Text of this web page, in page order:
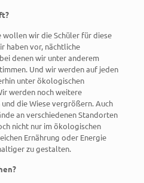
wollen wir die Schüler für diese
haben vor, nächtliche
denen wir unter anderem
Und wir werden auf jeden
unter ökologischen
werden noch weitere
die Wiese vergrößern. Auch
an verschiedenen Standorten
nicht nur im ökologischen
Ernährung oder Energie
zu gestalten.